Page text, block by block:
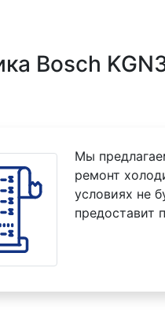
Bosch
Мы
ремонт
условиях не
предоставит